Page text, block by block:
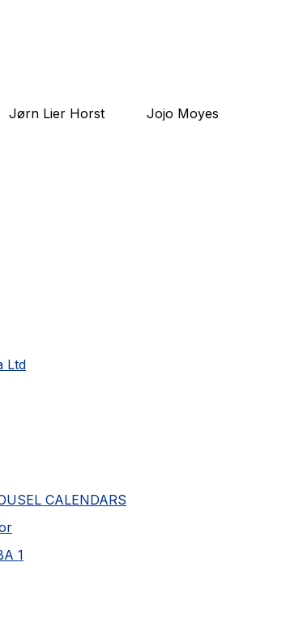
Jørn Lier Horst Jojo Moyes
Ltd
CALENDARS
1